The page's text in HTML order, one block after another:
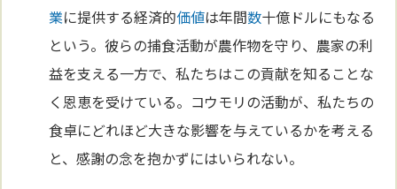
業に提供する経済的価値は年間数十億ドルにもなる
という。彼らの捕食活動が農作物を守り、農家の利
益を支える一方で、私たちはこの貢献を知ることな
く恩恵を受けている。コウモリの活動が、私たちの
食卓にどれほど大きな影響を与えているかを考える
と、感謝の念を抱かずにはいられない。